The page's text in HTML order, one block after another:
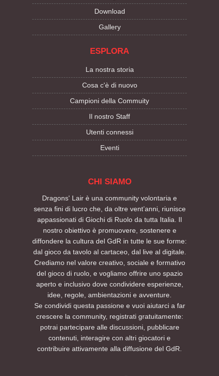
Download
Gallery
ESPLORA
La nostra storia
Cosa c'è di nuovo
Campioni della Commuity
Il nostro Staff
Utenti connessi
Eventi
CHI SIAMO
Dragons' Lair è una community volontaria e
senza fini di lucro che, da oltre vent’anni, riunisce
appassionati di Giochi di Ruolo da tutta Italia. Il
nostro obiettivo è promuovere, sostenere e
diffondere la cultura del GdR in tutte le sue forme:
dal gioco da tavolo al cartaceo, dal live al digitale.
Crediamo nel valore creativo, sociale e formativo
del gioco di ruolo, e vogliamo offrire uno spazio
aperto e inclusivo dove condividere esperienze,
idee, regole, ambientazioni e avventure.
Se condividi questa passione e vuoi aiutarci a far
crescere la community, registrati gratuitamente:
potrai partecipare alle discussioni, pubblicare
contenuti, interagire con altri giocatori e
contribuire attivamente alla diffusione del GdR.